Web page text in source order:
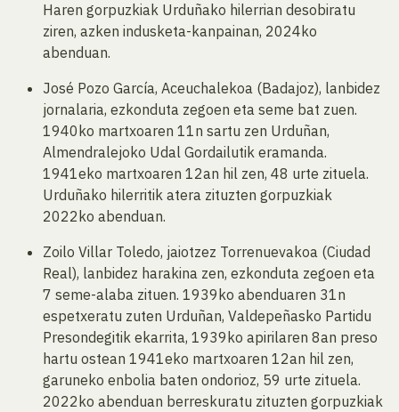
Haren gorpuzkiak Urduñako hilerrian desobiratu
ziren, azken indusketa-kanpainan, 2024ko
abenduan.
José Pozo García, Aceuchalekoa (Badajoz), lanbidez
jornalaria, ezkonduta zegoen eta seme bat zuen.
1940ko martxoaren 11n sartu zen Urduñan,
Almendralejoko Udal Gordailutik eramanda.
1941eko martxoaren 12an hil zen, 48 urte zituela.
Urduñako hilerritik atera zituzten gorpuzkiak
2022ko abenduan.
Zoilo Villar Toledo, jaiotzez Torrenuevakoa (Ciudad
Real), lanbidez harakina zen, ezkonduta zegoen eta
7 seme-alaba zituen. 1939ko abenduaren 31n
espetxeratu zuten Urduñan, Valdepeñasko Partidu
Presondegitik ekarrita, 1939ko apirilaren 8an preso
hartu ostean 1941eko martxoaren 12an hil zen,
garuneko enbolia baten ondorioz, 59 urte zituela.
2022ko abenduan berreskuratu zituzten gorpuzkiak